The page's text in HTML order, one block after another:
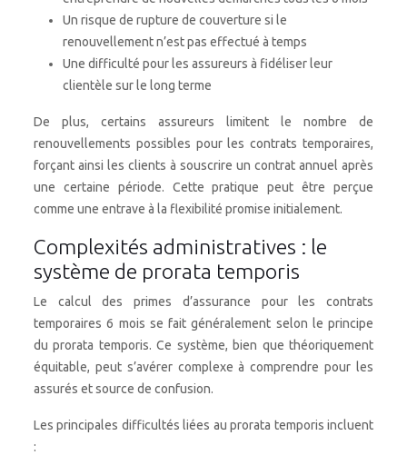
Un risque de rupture de couverture si le
renouvellement n’est pas effectué à temps
Une difficulté pour les assureurs à fidéliser leur
clientèle sur le long terme
De plus, certains assureurs limitent le nombre de
renouvellements possibles pour les contrats temporaires,
forçant ainsi les clients à souscrire un contrat annuel après
une certaine période. Cette pratique peut être perçue
comme une entrave à la flexibilité promise initialement.
Complexités administratives : le
système de prorata temporis
Le calcul des primes d’assurance pour les contrats
temporaires 6 mois se fait généralement selon le principe
du prorata temporis. Ce système, bien que théoriquement
équitable, peut s’avérer complexe à comprendre pour les
assurés et source de confusion.
Les principales difficultés liées au prorata temporis incluent
: